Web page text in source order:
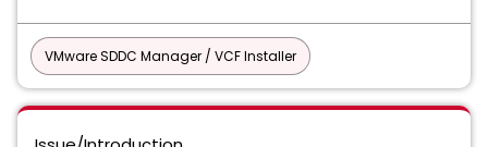
VMware SDDC Manager / VCF Installer